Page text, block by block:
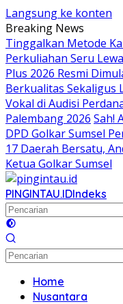
Langsung ke konten
Breaking News
Tinggalkan Metode
Perkuliahan Seru
Plus 2026 Resmi
Berkualitas Sekaligus
Vokal di Audisi
Palembang 2026 Sah!
DPD Golkar Sumsel
17 Daerah Bersatu,
Ketua Golkar Sumsel
PINGINTAU.IDIndeks
Home
Nusantara